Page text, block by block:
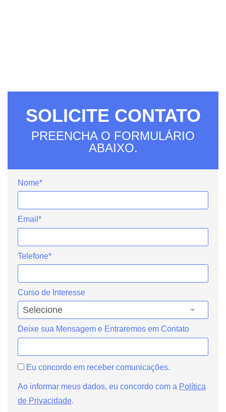
SOLICITE CONTATO
PREENCHA O FORMULÁRIO
ABAIXO.
Nome*
Email*
Telefone*
Curso de Interesse
Deixe sua Mensagem e Entraremos em Contato
Eu concordo em receber comunicações.
Ao informar meus dados, eu concordo com a Política
de Privacidade.